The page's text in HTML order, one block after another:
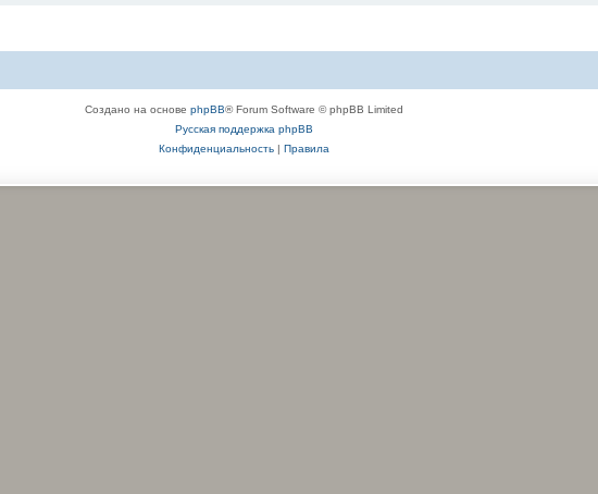
Создано на основе phpBB® Forum Software © phpBB Limited
Русская поддержка phpBB
Конфиденциальность| Правила